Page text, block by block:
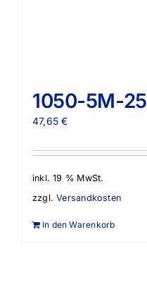
1050-5M-25
47,65€
inkl. 19 % MwSt.
zzgl.Versandkosten
In den Warenkorb